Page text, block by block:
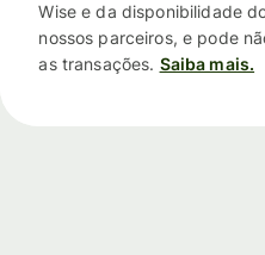
Wise e da disponibilidade
nossos parceiros, e pode
as transações. Saiba mais.